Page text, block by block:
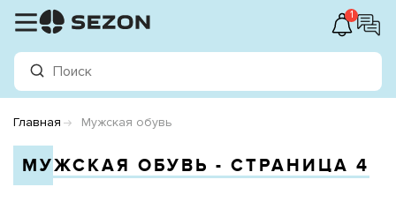
1
Главная Мужская обувь
МУЖСКАЯ ОБУВЬ - СТРАНИЦА 4